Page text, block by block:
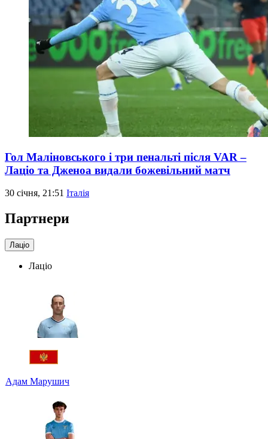
Гол Маліновського і три пенальті після VAR –
Лаціо та Дженоа видали божевільний матч
30 січня, 21:51 Італія
Партнери
Лаціо
Лаціо
Адам Марушич